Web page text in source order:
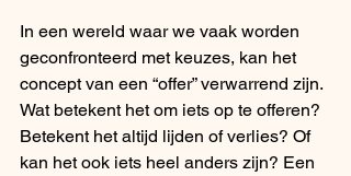
In een wereld waar we vaak worden
geconfronteerd met keuzes, kan het
concept van een “offer” verwarrend zijn.
Wat betekent het om iets op te offeren?
Betekent het altijd lijden of verlies? Of
kan het ook iets heel anders zijn? Een